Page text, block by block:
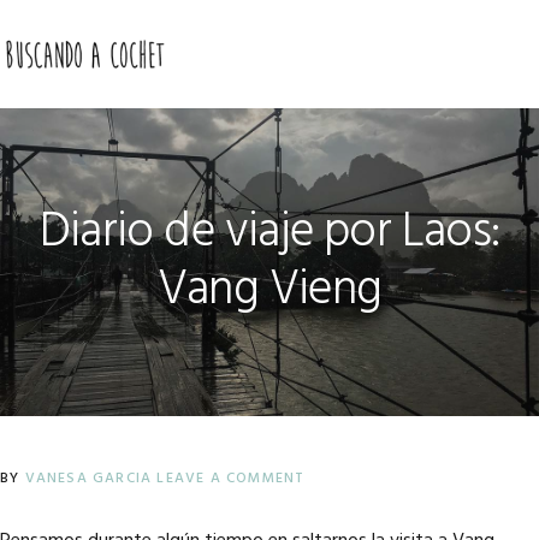
to
primary
navigation
to
main
content
to
primary
sidebar
Diario de viaje por Laos:
Vang Vieng
BY VANESA GARCIA LEAVE A COMMENT